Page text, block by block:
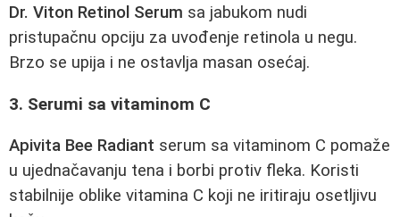
Dr. Viton Retinol Serum sa jabukom nudi
pristupačnu opciju za uvođenje retinola u negu.
Brzo se upija i ne ostavlja masan osećaj.
3. Serumi sa vitaminom C
Apivita Bee Radiant serum sa vitaminom C pomaže
u ujednačavanju tena i borbi protiv fleka. Koristi
stabilnije oblike vitamina C koji ne iritiraju osetljivu